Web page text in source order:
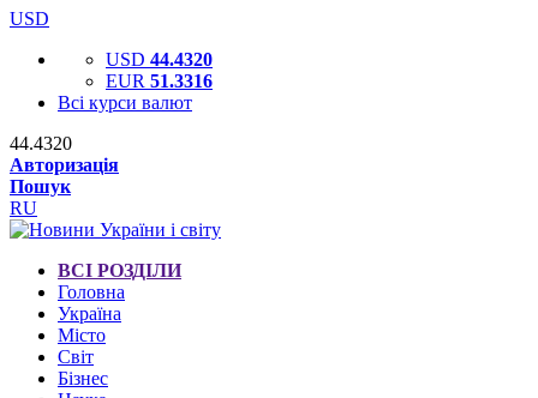
USD
USD 44.4320
EUR 51.3316
Всі курси валют
44.4320
Авторизація
Пошук
RU
ВСІ РОЗДІЛИ
Головна
Україна
Місто
Світ
Бізнес